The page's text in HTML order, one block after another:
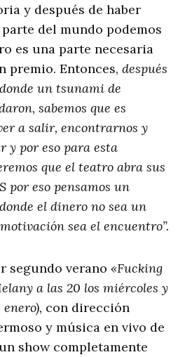
y después de haber
del mundo podemos
es una parte necesaria
premio. Entonces,después
un tsunami de
sabemos que es
a salir, encontrarnos y
y por eso para esta
que el teatro abra sus
por eso pensamos un
el dinero no sea un
sea el encuentro”.
segundo verano«Fucking
a las 20 los miércoles y
enero), con dirección
y música en vivo de
show completamente